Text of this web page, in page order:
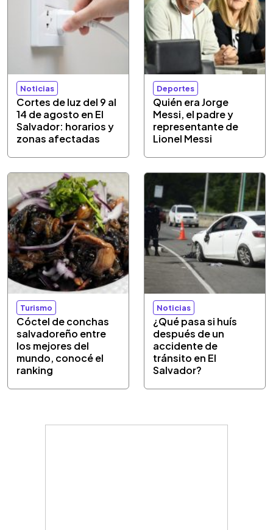
Noticias
Cortes de luz del 9 al
14 de agosto en El
Salvador: horarios y
zonas afectadas
Deportes
Quién era Jorge
Messi, el padre y
representante de
Lionel Messi
Turismo
Cóctel de conchas
salvadoreño entre
los mejores del
mundo, conocé el
ranking
Noticias
¿Qué pasa si huís
después de un
accidente de
tránsito en El
Salvador?